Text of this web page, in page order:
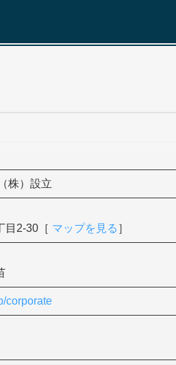
株）設立
目2-30［ マップを見る ］
corporate